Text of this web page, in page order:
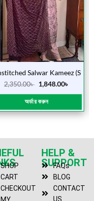
Salwar Kameez (S
1056 Peas)
2,350.00৳ 1,848.00৳
অর্ডার করুন
SHOP
CART
CHECKOUT
HELP &
SUPPORT
FAQs
BLOG
CONTACT
US